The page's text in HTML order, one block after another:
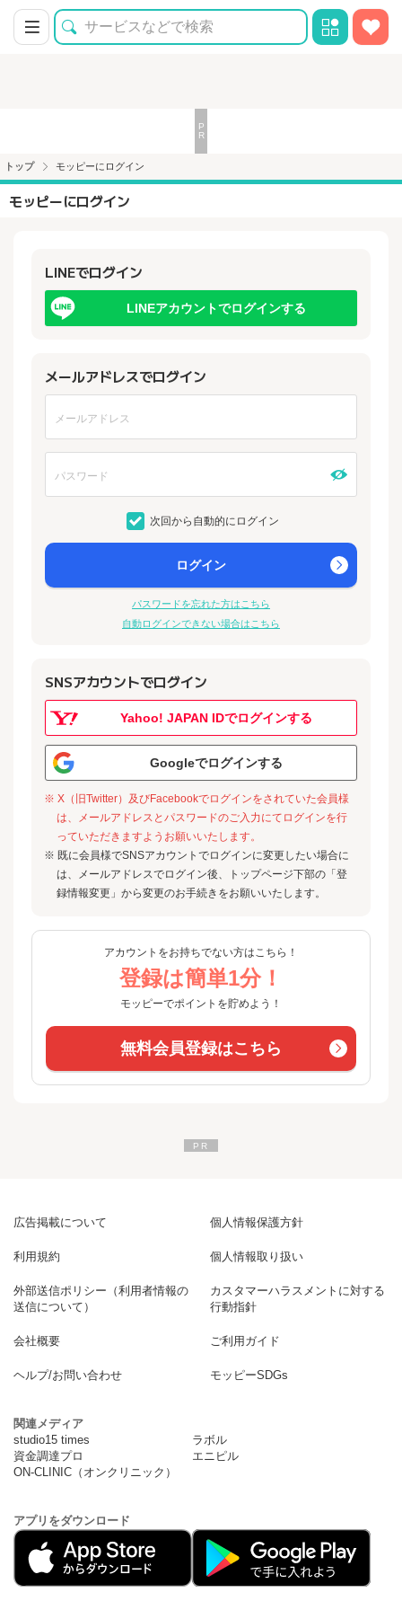
トップ モッピーにログイン
モッピーにログイン
LINEでログイン
LINEアカウントでログインする
メールアドレスでログイン
次回から自動的にログイン
ログイン
パスワードを忘れた方はこちら
自動ログインできない場合はこちら
SNSアカウントでログイン
Yahoo! JAPAN IDでログインする
Googleでログインする
※ X（旧Twitter）及びFacebookでログインをされていた会員様
は、メールアドレスとパスワードのご入力にてログインを行
っていただきますようお願いいたします。
※ 既に会員様でSNSアカウントでログインに変更したい場合に
は、メールアドレスでログイン後、トップページ下部の「登
録情報変更」から変更のお手続きをお願いいたします。
アカウントをお持ちでない方はこちら！
登録は簡単1分！
モッピーでポイントを貯めよう！
無料会員登録はこちら
広告掲載について 個人情報保護方針
利用規約 個人情報取り扱い
外部送信ポリシー（利用者情報の
送信について）
カスタマーハラスメントに対する
行動指針
会社概要 ご利用ガイド
ヘルプ/お問い合わせ モッピーSDGs
関連メディア
studio15 times
ラボル
資金調達プロ
エニピル
ON-CLINIC（オンクリニック）
アプリをダウンロード